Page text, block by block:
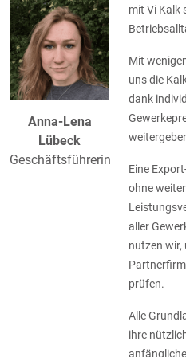
Anna-Lena
Lübeck
Geschäftsführerin
mit Vi Kalk
Mit
uns die
dank
Eine
ohne
aller
nutzen wir,
prüfen.
Alle
ihre